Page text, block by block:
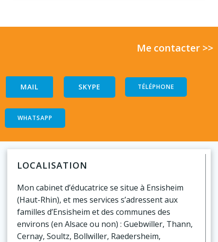
Me contacter >>
MAIL SKYPE TÉLÉPHONE
WHATSAPP
LOCALISATION
Mon cabinet d’éducatrice se situe à Ensisheim
(Haut-Rhin), et mes services s’adressent aux
familles d’Ensisheim et des communes des
environs (en Alsace ou non) : Guebwiller, Thann,
Cernay, Soultz, Bollwiller, Raedersheim,